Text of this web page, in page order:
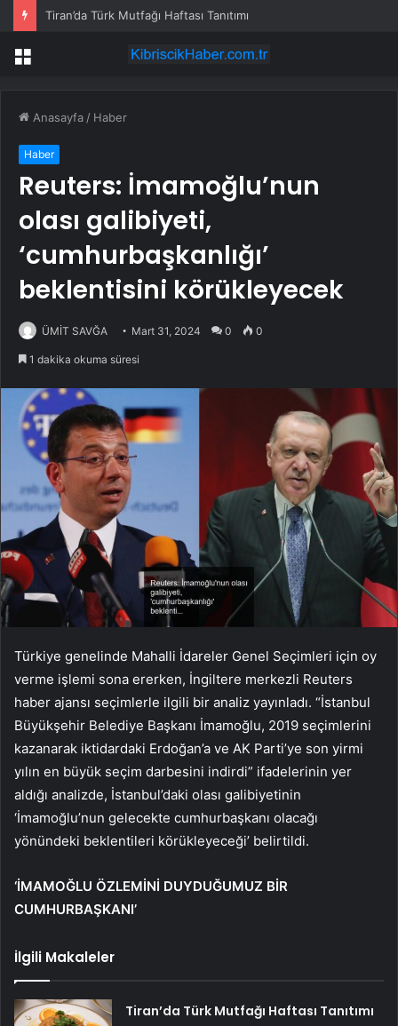
Tiran’da Türk Mutfağı Haftası Tanıtımı
Menü
Anasayfa / Haber
Haber
Reuters: İmamoğlu’nun
olası galibiyeti,
‘cumhurbaşkanlığı’
beklentisini körükleyecek
ÜMİT SAVĞA Mart 31, 2024 0 0
1 dakika okuma süresi
Türkiye genelinde Mahalli İdareler Genel Seçimleri için oy
verme işlemi sona ererken, İngiltere merkezli Reuters
haber ajansı seçimlerle ilgili bir analiz yayınladı. “İstanbul
Büyükşehir Belediye Başkanı İmamoğlu, 2019 seçimlerini
kazanarak iktidardaki Erdoğan’a ve AK Parti’ye son yirmi
yılın en büyük seçim darbesini indirdi” ifadelerinin yer
aldığı analizde, İstanbul’daki olası galibiyetinin
‘İmamoğlu’nun gelecekte cumhurbaşkanı olacağı
yönündeki beklentileri körükleyeceği’ belirtildi.
‘İMAMOĞLU ÖZLEMİNİ DUYDUĞUMUZ BİR
CUMHURBAŞKANI’
İlgili Makaleler
Tiran’da Türk Mutfağı Haftası Tanıtımı